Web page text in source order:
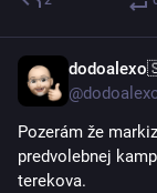
Pozerám že
predvolebnej
terekova.